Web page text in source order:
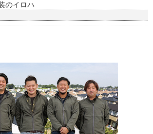
のイロハ